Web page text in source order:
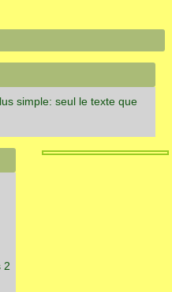
simple: seul le texte que
2